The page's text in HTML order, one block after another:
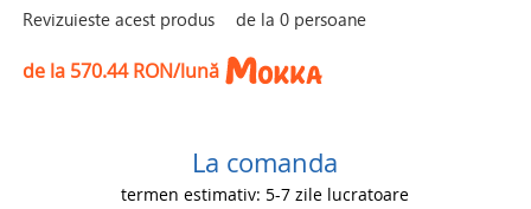
Revizuieste acest produs de la0 persoane
de la 570.44 RON/lună
La comanda
termen estimativ: 5-7 zile lucratoare